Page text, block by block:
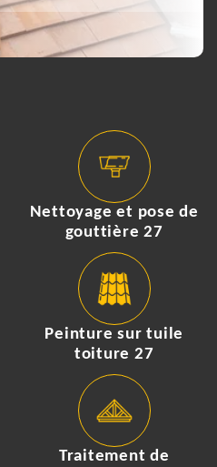
Nettoyage et pose de
gouttière 27
Peinture sur tuile
toiture 27
Traitement de